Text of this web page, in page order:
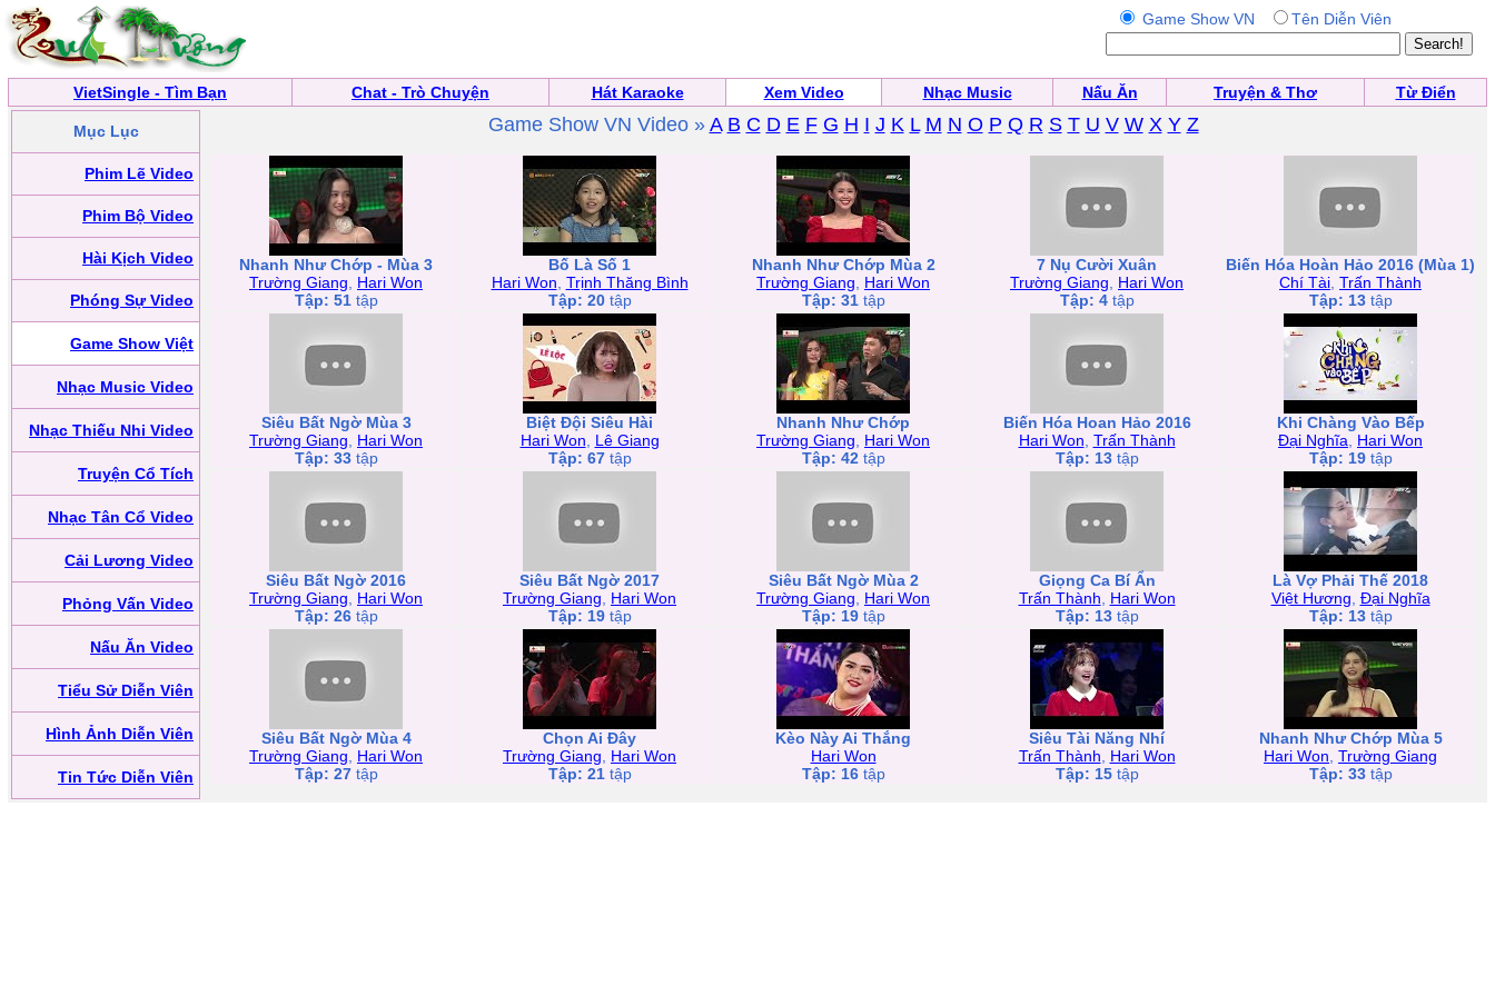
Game Show VN Tên Diễn Viên
VietSingle - Tìm Bạn Chat - Trò Chuyện Hát Karaoke Xem Video Nhạc Music Nấu Ăn Truyện & Thơ Từ Điển
Mục Lục
Phim Lẽ Video
Phim Bộ Video
Hài Kịch Video
Phóng Sự Video
Game Show Việt
Nhạc Music Video
Nhạc Thiếu Nhi Video
Truyện Cổ Tích
Nhạc Tân Cổ Video
Cải Lương Video
Phỏng Vấn Video
Nấu Ăn Video
Tiểu Sử Diễn Viên
Hình Ảnh Diễn Viên
Tin Tức Diễn Viên
Game Show VN Video » A B C D E F G H I J K L M N O P Q R S T U V W X Y Z
Nhanh Như Chớp - Mùa 3
Trường Giang
Hari Won
Tập: 51tập
Bố Là Số 1
Hari Won Trịnh Thăng Bình
Tập: 20tập
Nhanh Như Chớp Mùa 2
Trường Giang
Hari Won
Tập: 31tập
7 Nụ Cười Xuân
Trường Giang
Hari Won
Tập: 4tập
Biến Hóa Hoàn Hảo 2016 (Mùa 1)
Chí Tài Trấn Thành
Tập: 13tập
Siêu Bất Ngờ Mùa 3
Trường Giang
Hari Won
Tập: 33tập
Biệt Đội Siêu Hài
Hari Won
Lê Giang
Tập: 67tập
Nhanh Như Chớp
Trường Giang
Hari Won
Tập: 42tập
Biến Hóa Hoan Hảo 2016
Hari Won Trấn Thành
Tập: 13tập
Khi Chàng Vào Bếp
Đại Nghĩa
Hari Won
Tập: 19tập
Siêu Bất Ngờ 2016
Trường Giang
Hari Won
Tập: 26tập
Siêu Bất Ngờ 2017
Trường Giang
Hari Won
Tập: 19tập
Siêu Bất Ngờ Mùa 2
Trường Giang
Hari Won
Tập: 19tập
Giọng Ca Bí Ẩn
Trấn Thành
Hari Won
Tập: 13tập
Là Vợ Phải Thế 2018
Việt Hương Đại Nghĩa
Tập: 13tập
Siêu Bất Ngờ Mùa 4
Trường Giang
Hari Won
Tập: 27tập
Chọn Ai Đây
Trường Giang
Hari Won
Tập: 21tập
Kèo Này Ai Thắng
Hari Won
Tập: 16tập
Siêu Tài Năng Nhí
Trấn Thành
Hari Won
Tập: 15tập
Nhanh Như Chớp Mùa 5
Hari Won Trường Giang
Tập: 33tập